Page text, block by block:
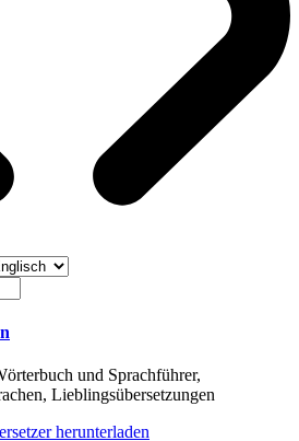
und Sprachführer,
Lieblingsübersetzungen